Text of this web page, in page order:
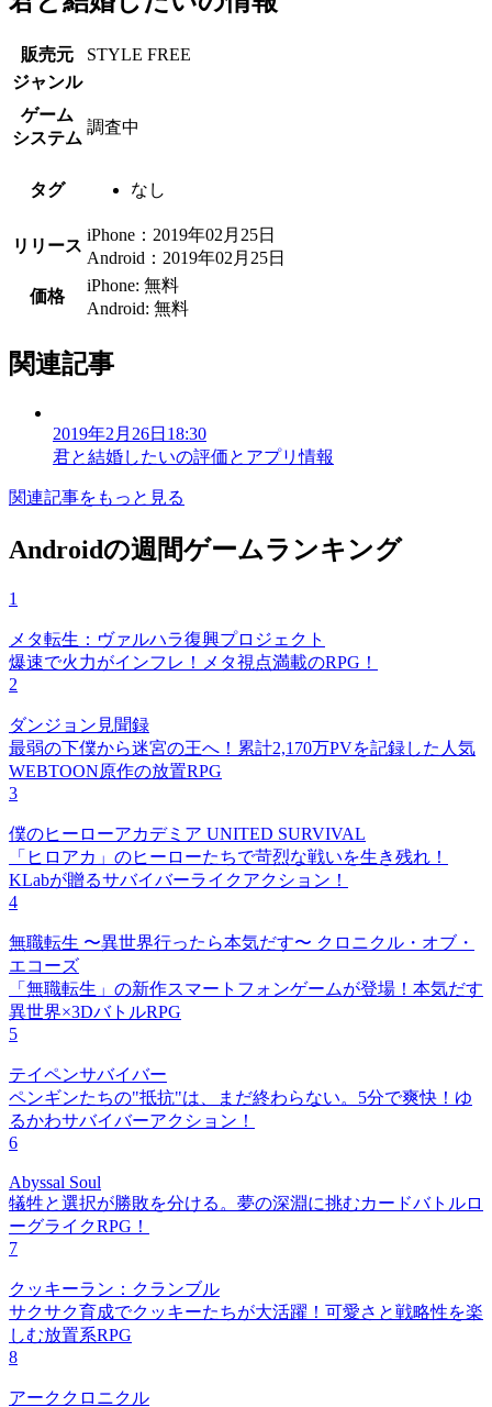
販売元
STYLE FREE
ジャンル
ゲーム
システム
調査中
タグ なし
リリース
iPhone：2019年02月25日
Android：2019年02月25日
価格
iPhone: 無料
Android: 無料
関連記事
2019年2月26日18:30
君と結婚したいの評価とアプリ情報
関連記事をもっと見る
Androidの週間ゲームランキング
1
メタ転生：ヴァルハラ復興プロジェクト
爆速で火力がインフレ！メタ視点満載のRPG！
2
ダンジョン見聞録
最弱の下僕から迷宮の王へ！累計2,170万PVを記録した人気
WEBTOON原作の放置RPG
3
僕のヒーローアカデミア UNITED SURVIVAL
「ヒロアカ」のヒーローたちで苛烈な戦いを生き残れ！
KLabが贈るサバイバーライクアクション！
4
無職転生 〜異世界行ったら本気だす〜 クロニクル・オブ・
エコーズ
「無職転生」の新作スマートフォンゲームが登場！本気だす
異世界×3DバトルRPG
5
テイペンサバイバー
ペンギンたちの"抵抗"は、まだ終わらない。5分で爽快！ゆ
るかわサバイバーアクション！
6
Abyssal Soul
犠牲と選択が勝敗を分ける。夢の深淵に挑むカードバトルロ
ーグライクRPG！
7
クッキーラン：クランブル
サクサク育成でクッキーたちが大活躍！可愛さと戦略性を楽
しむ放置系RPG
8
アーククロニクル